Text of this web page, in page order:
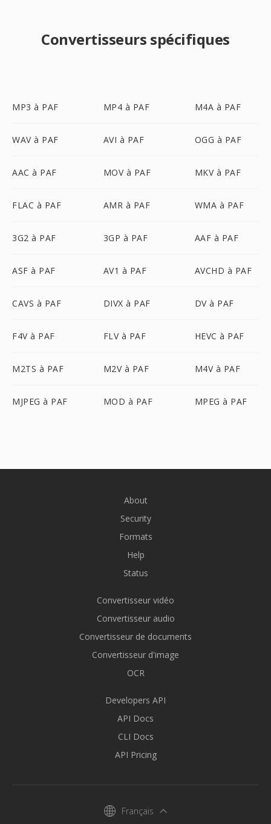
Convertisseurs spécifiques
MP3 à PAF MP4 à PAF M4A à PAF
WAV à PAF AVI à PAF OGG à PAF
AAC à PAF MOV à PAF MKV à PAF
FLAC à PAF AMR à PAF WMA à PAF
3G2 à PAF 3GP à PAF AAF à PAF
ASF à PAF AV1 à PAF AVCHD à PAF
CAVS à PAF DIVX à PAF DV à PAF
F4V à PAF FLV à PAF HEVC à PAF
M2TS à PAF M2V à PAF M4V à PAF
MJPEG à PAF MOD à PAF MPEG à PAF
About
Security
Formats
Help
Status
Convertisseur vidéo
Convertisseur audio
Convertisseur de documents
Convertisseur d'image
OCR
Developers API
API Docs
CLI Docs
API Pricing
Français